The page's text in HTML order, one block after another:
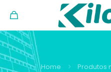
Home Produtos